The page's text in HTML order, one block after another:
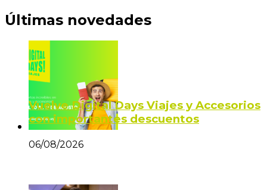
Últimas novedades
Vuelve Digital Days Viajes y Accesorios
con importantes descuentos
06/08/2026